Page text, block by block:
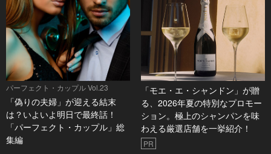
パーフェクト・カップル Vol.23
「偽りの夫婦」が迎える結末
は？いよいよ明日で最終話！
「パーフェクト・カップル」総
集編
「モエ・エ・シャンドン」が贈
る、2026年夏の特別なプロモー
ション。極上のシャンパンを味
わえる厳選店舗を一挙紹介！
PR